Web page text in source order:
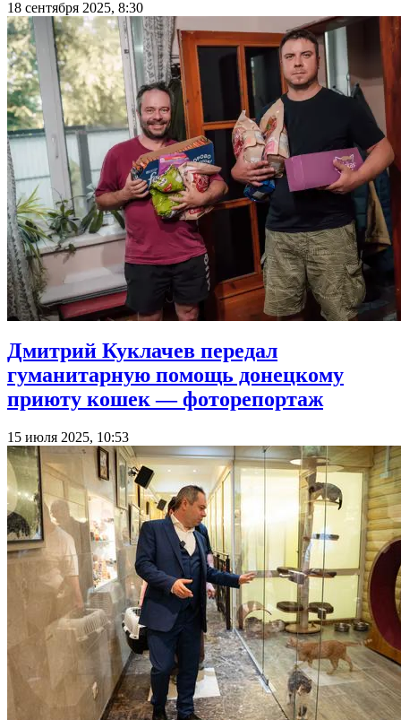
18 сентября 2025, 8:30
Дмитрий Куклачев передал
гуманитарную помощь донецкому
приюту кошек — фоторепортаж
15 июля 2025, 10:53